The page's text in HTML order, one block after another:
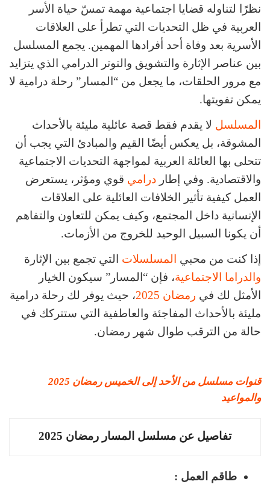
نظرًا لتناوله قضايا اجتماعية مهمة تمسّ حياة الأسر
العربية في ظل التحديات التي تطرأ على العلاقات
الأسرية بعد وفاة أحد أفرادها المهمين. يجمع المسلسل
بين عناصر الإثارة والتشويق والتوتر الدرامي الذي يتزايد
مع مرور الحلقات، ما يجعل من “المسار” رحلة درامية لا
يمكن تفويتها.
المسلسل لا يقدم فقط قصة عائلية مليئة بالأحداث
المشوقة، بل يعكس أيضًا القيم والمبادئ التي يجب أن
تتحلى بها العائلة العربية لمواجهة التحديات الاجتماعية
والاقتصادية. وفي إطار درامي قوي ومؤثر، يستعرض
العمل كيفية تأثير الخلافات العائلية على العلاقات
الإنسانية داخل المجتمع، وكيف يمكن للتعاون والتفاهم
أن يكونا السبيل الوحيد للخروج من الأزمات.
إذا كنت من محبي
المسلسلات التي تجمع بين الإثارة
والدراما الاجتماعية، فإن “المسار” سيكون الخيار
الأمثل لك في رمضان 2025
، حيث يوفر لك رحلة درامية
مليئة بالأحداث المفاجئة والعاطفية التي ستتركك في
حالة من الترقب طوال شهر رمضان.
قنوات مسلسل من الأحد إلى الخميس رمضان 2025
والمواعيد
تفاصيل عن مسلسل المسار رمضان 2025
طاقم العمل :